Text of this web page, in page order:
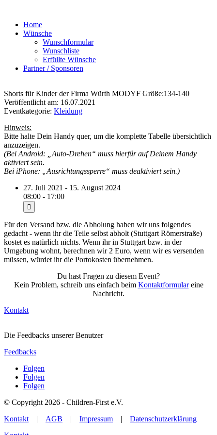
Home
Wünsche
Wunschformular
Wunschliste
Erfüllte Wünsche
Partner / Sponsoren
Shorts für Kinder der Firma Würth MODYF Größe:134-140
Veröffentlicht am: 16.07.2021
Eventkategorie: Kleidung
Hinweis:
Bitte halte Dein Handy quer, um die komplette Tabelle übersichtlich
anzuzeigen.
(Bei Android: „Auto-Drehen“ muss hierfür auf Deinem Handy
aktiviert sein.
Bei iPhone: „Ausrichtungssperre“ muss deaktiviert sein.)
27. Juli 2021 - 15. August 2024
08:00 - 17:00
Für den Versand bzw. die Abholung haben wir uns folgendes
gedacht - wenn ihr die Teile selbst abholt (Stuttgart Römerstraße)
kostet es natürlich nichts. Wenn ihr in Stuttgart bzw. in der
Umgebung wohnt, berechnen wir 2 Euro, wenn wir es versenden
müssen, würdet ihr die Portokosten übernehmen.
Du hast Fragen zu diesem Event?
Kein Problem, schreib uns einfach beim Kontaktformulareine
Nachricht.
Kontakt
Die Feedbacks unserer Benutzer
Feedbacks
Folgen
Folgen
Folgen
© Copyright 2026 - Children-First e.V.
Kontakt | AGB | Impressum | Datenschutzerklärung